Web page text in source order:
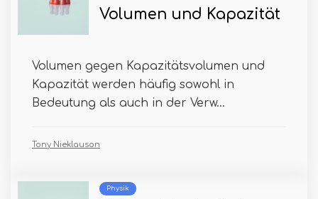
Volumen und Kapazität
Volumen gegen Kapazitätsvolumen und
Kapazität werden häufig sowohl in
Bedeutung als auch in der Verw...
Tony Nieklauson
Physik